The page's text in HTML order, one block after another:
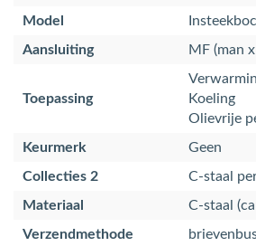
Model
Aansluiting
MF (man
Toepassing
Koeling
Olievrije
Keurmerk
Geen
Collecties 2
C-staal
Materiaal
C-staal
Verzendmethode